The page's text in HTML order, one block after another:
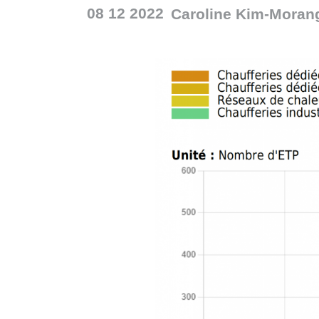
08 12 2022 Caroline Kim-